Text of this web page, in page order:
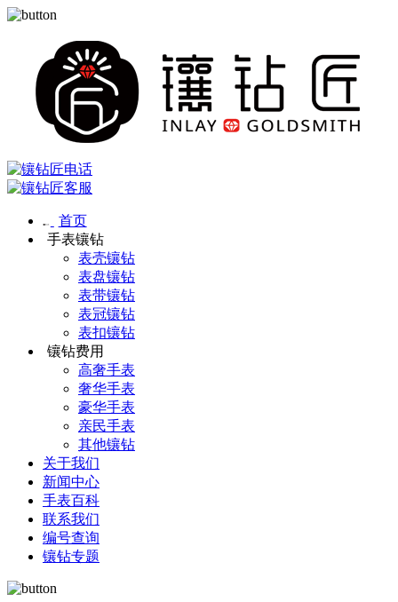
首页
手表镶钻
表壳镶钻
表盘镶钻
表带镶钻
表冠镶钻
表扣镶钻
镶钻费用
高奢手表
奢华手表
豪华手表
亲民手表
其他镶钻
关于我们
新闻中心
手表百科
联系我们
编号查询
镶钻专题